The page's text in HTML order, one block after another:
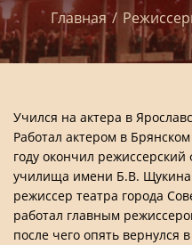
Главная /
Учился на актера в
Работал актером в
году окончил режиссерский
училища имени Б.В.
режиссер театра города
работал главным
после чего опять вернулся